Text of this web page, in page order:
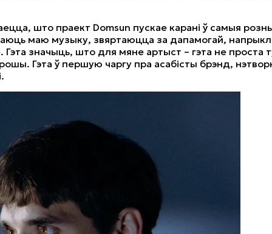
што праект Domsun пускае карані ў самыя
маю музыку, звяртаюцца за дапамогай,
значыць, што для мяне артыст – гэта не проста
Гэта ў першую чаргу пра асабісты брэнд,